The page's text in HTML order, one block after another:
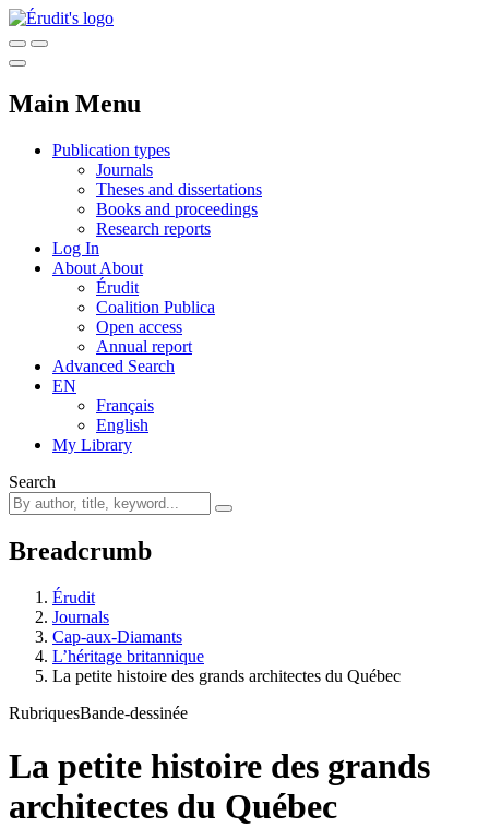
Main Menu
Publication types
Journals
Theses and dissertations
Books and proceedings
Research reports
Log In
About About
Érudit
Coalition Publica
Open access
Annual report
Advanced Search
EN
Français
English
My Library
Search
Breadcrumb
Érudit
Journals
Cap-aux-Diamants
L’héritage britannique
La petite histoire des grands architectes du Québec
RubriquesBande-dessinée
La petite histoire des grands
architectes du Québec